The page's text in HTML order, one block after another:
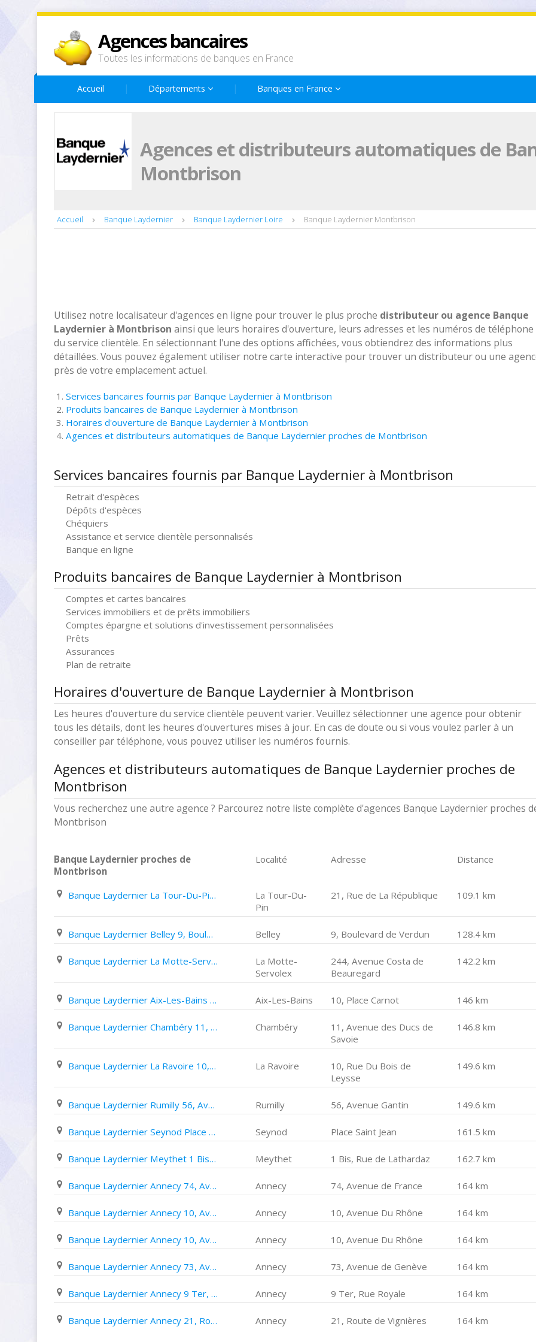
Agences bancaires
Toutes les informations de banques en France
Accueil Départements Banques en France
Agences et distributeurs automatiques de
Montbrison
Accueil Banque Laydernier Banque Laydernier Loire Banque Laydernier Montbrison
Utilisez notre localisateur d'agences en ligne pour trouver le plus proche distributeur ou agence Banque
Laydernier à Montbrison ainsi que leurs horaires d'ouverture, leurs adresses et les numéros de téléphone
du service clientèle. En sélectionnant l'une des options affichées, vous obtiendrez des informations plus
détaillées. Vous pouvez également utiliser notre carte interactive pour trouver un distributeur ou une
près de votre emplacement actuel.
Services bancaires fournis par Banque Laydernier à Montbrison
Produits bancaires de Banque Laydernier à Montbrison
Horaires d'ouverture de Banque Laydernier à Montbrison
Agences et distributeurs automatiques de Banque Laydernier proches de Montbrison
Services bancaires fournis par Banque Laydernier à Montbrison
Retrait d'espèces
Dépôts d'espèces
Chéquiers
Assistance et service clientèle personnalisés
Banque en ligne
Produits bancaires de Banque Laydernier à Montbrison
Comptes et cartes bancaires
Services immobiliers et de prêts immobiliers
Comptes épargne et solutions d'investissement personnalisées
Prêts
Assurances
Plan de retraite
Horaires d'ouverture de Banque Laydernier à Montbrison
Les heures d'ouverture du service clientèle peuvent varier. Veuillez sélectionner une agence pour obtenir
tous les détails, dont les heures d'ouvertures mises à jour. En cas de doute ou si vous voulez parler à un
conseiller par téléphone, vous pouvez utiliser les numéros fournis.
Agences et distributeurs automatiques de Banque Laydernier proches de
Montbrison
Vous recherchez une autre agence ? Parcourez notre liste complète d'agences Banque Laydernier proches
Montbrison
Banque Laydernier proches de
Montbrison
Localité Adresse Distance
Banque Laydernier La Tour-Du-Pin 21, Rue de La République
La Tour-Du-
Pin
21, Rue de La République 109.1 km
Banque Laydernier Belley 9, Boulevard de Verdun Belley 9, Boulevard de Verdun 128.4 km
Banque Laydernier La Motte-Servolex 244, Avenue Costa de Beauregard
La Motte-
Servolex
244, Avenue Costa de
Beauregard
142.2 km
Banque Laydernier Aix-Les-Bains 10, Place Carnot Aix-Les-Bains 10, Place Carnot 146 km
Banque Laydernier Chambéry 11, Avenue des Ducs de Savoie Chambéry
11, Avenue des Ducs de
Savoie
146.8 km
Banque Laydernier La Ravoire 10, Rue Du Bois de Leysse La Ravoire
10, Rue Du Bois de
Leysse
149.6 km
Banque Laydernier Rumilly 56, Avenue Gantin Rumilly 56, Avenue Gantin 149.6 km
Banque Laydernier Seynod Place Saint Jean Seynod Place Saint Jean 161.5 km
Banque Laydernier Meythet 1 Bis, Rue de Lathardaz Meythet 1 Bis, Rue de Lathardaz 162.7 km
Banque Laydernier Annecy 74, Avenue de France Annecy 74, Avenue de France 164 km
Banque Laydernier Annecy 10, Avenue Du Rhône Annecy 10, Avenue Du Rhône 164 km
Banque Laydernier Annecy 10, Avenue Du Rhône Annecy 10, Avenue Du Rhône 164 km
Banque Laydernier Annecy 73, Avenue de Genève Annecy 73, Avenue de Genève 164 km
Banque Laydernier Annecy 9 Ter, Rue Royale Annecy 9 Ter, Rue Royale 164 km
Banque Laydernier Annecy 21, Route de Vignières Annecy 21, Route de Vignières 164 km